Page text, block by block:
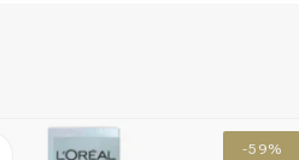
-59%